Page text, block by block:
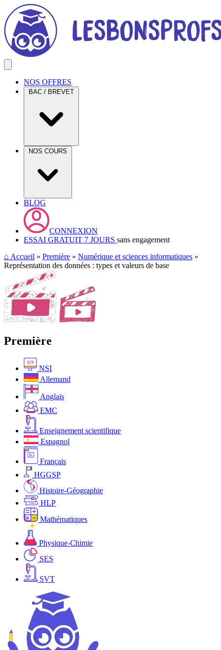
NOS OFFRES
BAC / BREVET
NOS COURS
BLOG
CONNEXION
ESSAI GRATUIT 7 JOURS sans engagement
⌂ Accueil » Première » Numérique et sciences informatiques »
Représentation des données : types et valeurs de base
Première
NSI
Allemand
Anglais
EMC
Enseignement scientifique
Espagnol
Français
HGGSP
Histoire-Géographie
HLP
Mathématiques
Physique-Chimie
SES
SVT